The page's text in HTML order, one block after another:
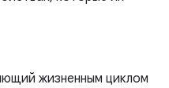
жизненным циклом